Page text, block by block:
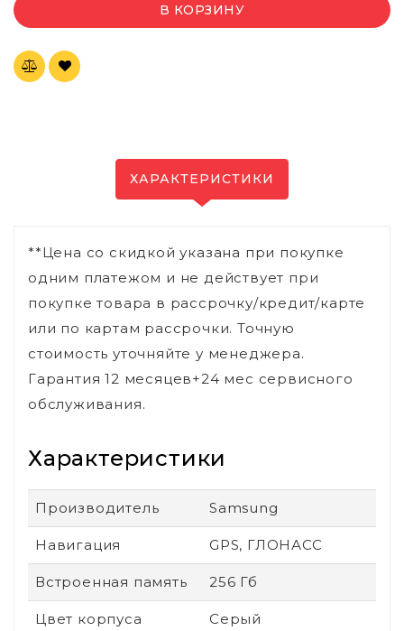
В КОРЗИНУ
ХАРАКТЕРИСТИКИ
**Цена со скидкой указана при покупке
одним платежом и не действует при
покупке товара в рассрочку/кредит/карте
или по картам рассрочки. Точную
стоимость уточняйте у менеджера.
Гарантия 12 месяцев+24 мес сервисного
обслуживания.
Характеристики
Производитель Samsung
Навигация GPS, ГЛОНАСС
Встроенная память 256 Гб
Цвет корпуса Серый